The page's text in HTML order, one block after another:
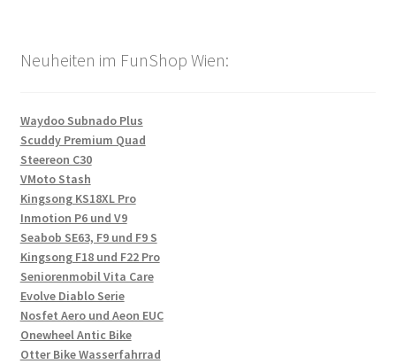
Neuheiten im FunShop Wien:
Waydoo Subnado Plus
Scuddy Premium Quad
Steereon C30
VMoto Stash
Kingsong KS18XL Pro
Inmotion P6 und V9
Seabob SE63, F9 und F9 S
Kingsong F18 und F22 Pro
Seniorenmobil Vita Care
Evolve Diablo Serie
Nosfet Aero und Aeon EUC
Onewheel Antic Bike
Otter Bike Wasserfahrrad